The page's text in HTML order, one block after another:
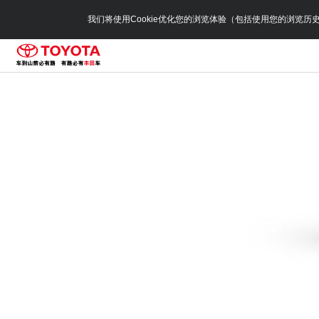
我们将使用Cookie优化您的浏览体验（包括使用您的浏览历